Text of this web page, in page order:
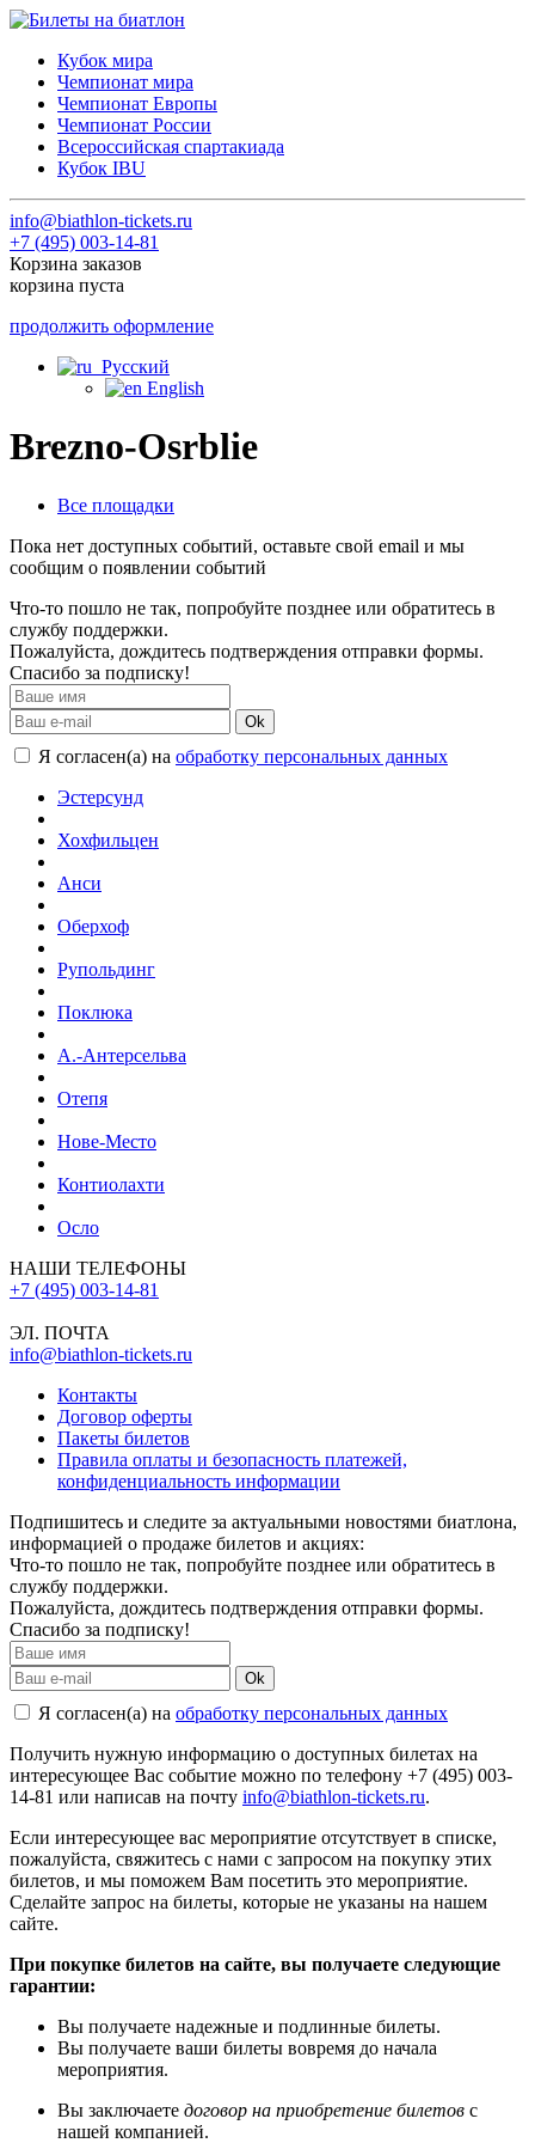
Кубок мира
Чемпионат мира
Чемпионат Европы
Чемпионат России
Всероссийская спартакиада
Кубок IBU
info@biathlon-tickets.ru
+7 (495) 003-14-81
Корзина заказов
корзина пуста
продолжить оформление
Русский
English
Brezno-Osrblie
Все площадки
Пока нет доступных событий, оставьте свой email и мы
сообщим о появлении событий
Что-то пошло не так, попробуйте позднее или обратитесь в
службу поддержки.
Пожалуйста, дождитесь подтверждения отправки формы.
Спасибо за подписку!
Ok
Я согласен(а) на обработку персональных данных
Эстерсунд
Хохфильцен
Анси
Оберхоф
Рупольдинг
Поклюка
А.-Антерсельва
Отепя
Нове-Место
Контиолахти
Осло
НАШИ ТЕЛЕФОНЫ
+7 (495) 003-14-81
ЭЛ. ПОЧТА
info@biathlon-tickets.ru
Контакты
Договор оферты
Пакеты билетов
Правила оплаты и безопасность платежей,
конфиденциальность информации
Подпишитесь и следите за актуальными новостями биатлона,
информацией о продаже билетов и акциях:
Что-то пошло не так, попробуйте позднее или обратитесь в
службу поддержки.
Пожалуйста, дождитесь подтверждения отправки формы.
Спасибо за подписку!
Ok
Я согласен(а) на обработку персональных данных
Получить нужную информацию о доступных билетах на
интересующее Вас событие можно по телефону +7 (495) 003-
14-81 или написав на почту info@biathlon-tickets.ru.
Если интересующее вас мероприятие отсутствует в списке,
пожалуйста, свяжитесь с нами с запросом на покупку этих
билетов, и мы поможем Вам посетить это мероприятие.
Cделайте запрос на билеты, которые не указаны на нашем
сайте.
При покупке билетов на сайте, вы получаете следующие
гарантии:
Вы получаете надежные и подлинные билеты.
Вы получаете ваши билеты вовремя до начала
мероприятия.
Вы заключаете договор на приобретение билетов с
нашей компанией.